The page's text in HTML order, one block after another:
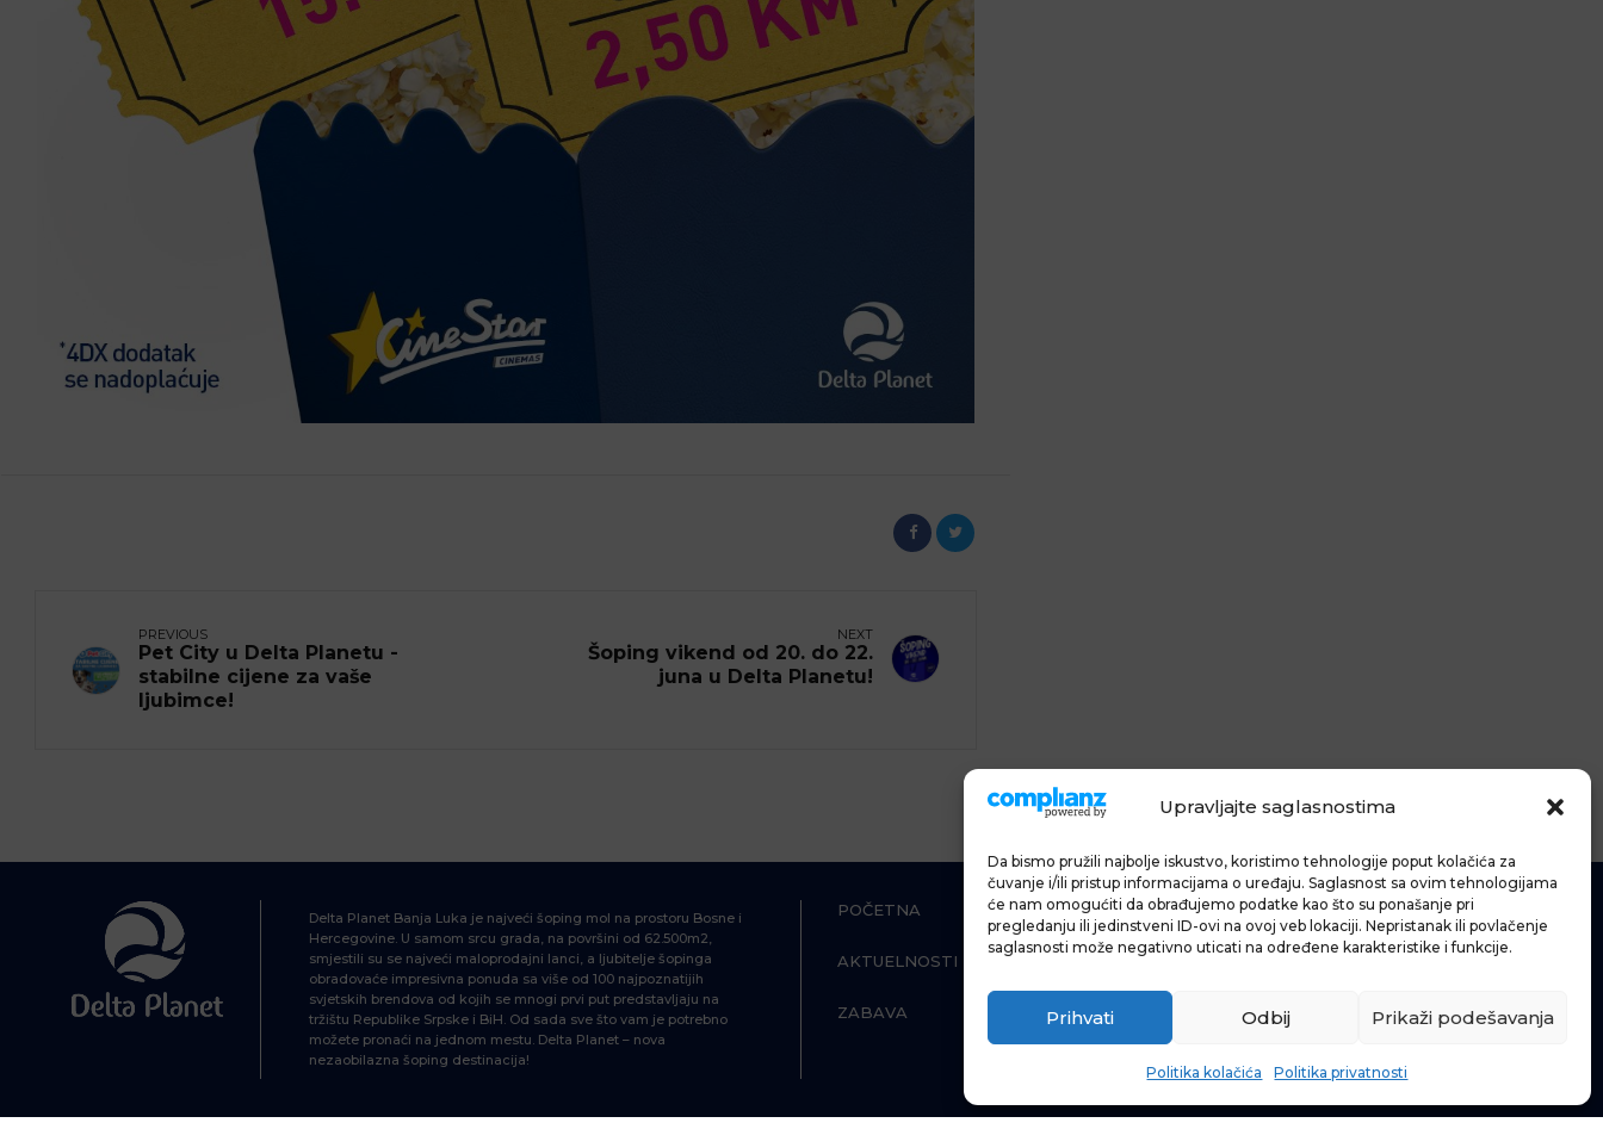
Upravljajte saglasnostima
Da bismo pružili najbolje iskustvo, koristimo tehnologije poput kolačića za
čuvanje i/ili pristup informacijama o uređaju. Saglasnost sa ovim tehnologijama
će nam omogućiti da obrađujemo podatke kao što su ponašanje pri
pregledanju ili jedinstveni ID-ovi na ovoj veb lokaciji. Nepristanak ili povlačenje
saglasnosti može negativno uticati na određene karakteristike i funkcije.
Prihvati Odbij Prikaži podešavanja
Politika kolačića Politika privatnosti
PREVIOUS
Pet City u Delta Planetu -
stabilne cijene za vaše
ljubimce!
NEXT
Šoping vikend od 20. do 22.
juna u Delta Planetu!
Delta Planet Banja Luka je najveći šoping mol na prostoru Bosne i
Hercegovine. U samom srcu grada, na površini od 62.500m2,
smjestili su se najveći maloprodajni lanci, a ljubitelje šopinga
obradovaće impresivna ponuda sa više od 100 najpoznatijih
svjetskih brendova od kojih se mnogi prvi put predstavljaju na
tržištu Republike Srpske i BiH. Od sada sve što vam je potrebno
možete pronaći na jednom mestu. Delta Planet – nova
nezaobilazna šoping destinacija!
POČETNA ŠOPING
AKTUELNOSTI HRANA I PIĆE
ZABAVA INFORMACIJE